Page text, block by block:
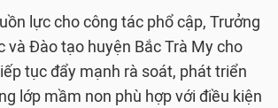
lực cho công tác phổ cập, Trưởng
và Đào tạo huyện Bắc Trà My cho
tục đẩy mạnh rà soát, phát triển
lớp mầm non phù hợp với điều kiện